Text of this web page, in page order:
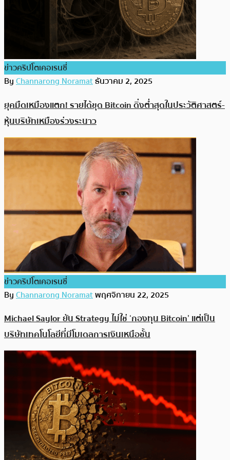
ข่าวคริปโตเคอเรนซี่
ByChannarong Noramatธันวาคม 2, 2025
ยุคมืดเหมืองแตก! รายได้ขุด Bitcoin ดิ่งต่ำสุดในประวัติศาสตร์-
หุ้นบริษัทเหมืองร่วงระนาว
ข่าวคริปโตเคอเรนซี่
ByChannarong Noramatพฤศจิกายน 22, 2025
Michael Saylor ยัน Strategy ไม่ใช่ ‘กองทุน Bitcoin’ แต่เป็น
บริษัทเทคโนโลยีที่มีโมเดลการเงินเหนือชั้น